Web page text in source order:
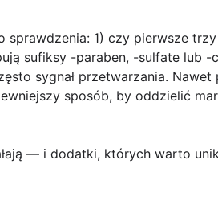
1) czy pierwsze
sufiksy -paraben, -sulfate lub -
sygnał przetwarzania.
sposób, by oddzielić
— i dodatki, których warto